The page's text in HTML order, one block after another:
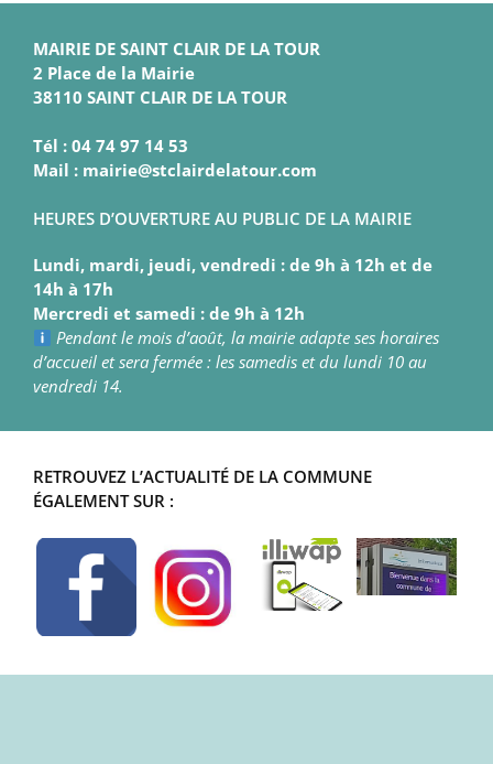
MAIRIE DE SAINT CLAIR DE LA TOUR
2 Place de la Mairie
38110 SAINT CLAIR DE LA TOUR
Tél : 04 74 97 14 53
Mail : mairie@stclairdelatour.com
HEURES D’OUVERTURE AU PUBLIC DE LA MAIRIE
Lundi, mardi, jeudi, vendredi : de 9h à 12h et de
14h à 17h
Mercredi et samedi : de 9h à 12h
Pendant le mois d’août, la mairie adapte ses horaires
d’accueil et sera fermée : les samedis et du lundi 10 au
vendredi 14.
RETROUVEZ L’ACTUALITÉ DE LA COMMUNE
ÉGALEMENT SUR :